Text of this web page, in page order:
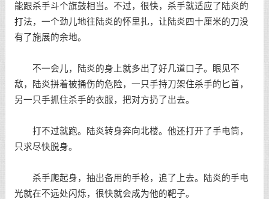
能跟杀手斗个旗鼓相当。不过，很快，杀手就适应了陆炎的
打法，一个劲儿地往陆炎的怀里扎，让陆炎四十厘米的刀没
有了施展的余地。
不一会儿，陆炎的身上就多出了好几道口子。眼见不
敌，陆炎拼着被捅伤的危险，一只手持刀架住杀手的匕首，
另一只手抓住杀手的衣服，把对方扔了出去。
打不过就跑。陆炎转身奔向北楼。他还打开了手电筒，
只求尽快脱身。
杀手爬起身，抽出备用的手枪，追了上去。陆炎的手电
光就在不远处闪烁，很快就会成为他的靶子。